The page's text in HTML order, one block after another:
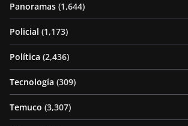
Panoramas (1,644)
Policial (1,173)
Política (2,436)
Tecnología (309)
Temuco (3,307)